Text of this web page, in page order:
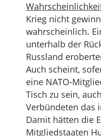
Krieg nicht
wahrscheinlich.
unterhalb der
Russland
Auch scheint,
eine NATO-
Tisch zu sein,
Verbündeten das
Damit hätten die
Mitgliedstaaten